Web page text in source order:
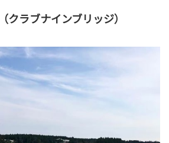
クラブナインブリッジ）